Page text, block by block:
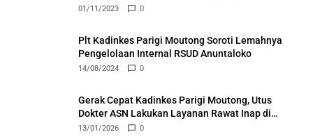
01/11/2023 0
Plt Kadinkes Parigi Moutong Soroti Lemahnya
Pengelolaan Internal RSUD Anuntaloko
14/08/2024 0
Gerak Cepat Kadinkes Parigi Moutong, Utus
Dokter ASN Lakukan Layanan Rawat Inap di
Puskesmas Ongka
13/01/2026 0